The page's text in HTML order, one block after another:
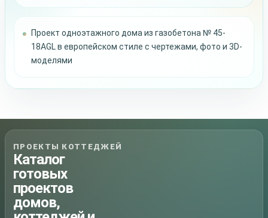
Проект одноэтажного дома из газобетона № 45-
18AGL в европейском стиле с чертежами, фото и 3D-
моделями
ПРОЕКТЫ КОТТЕДЖЕЙ
Каталог
готовых
проектов
домов,